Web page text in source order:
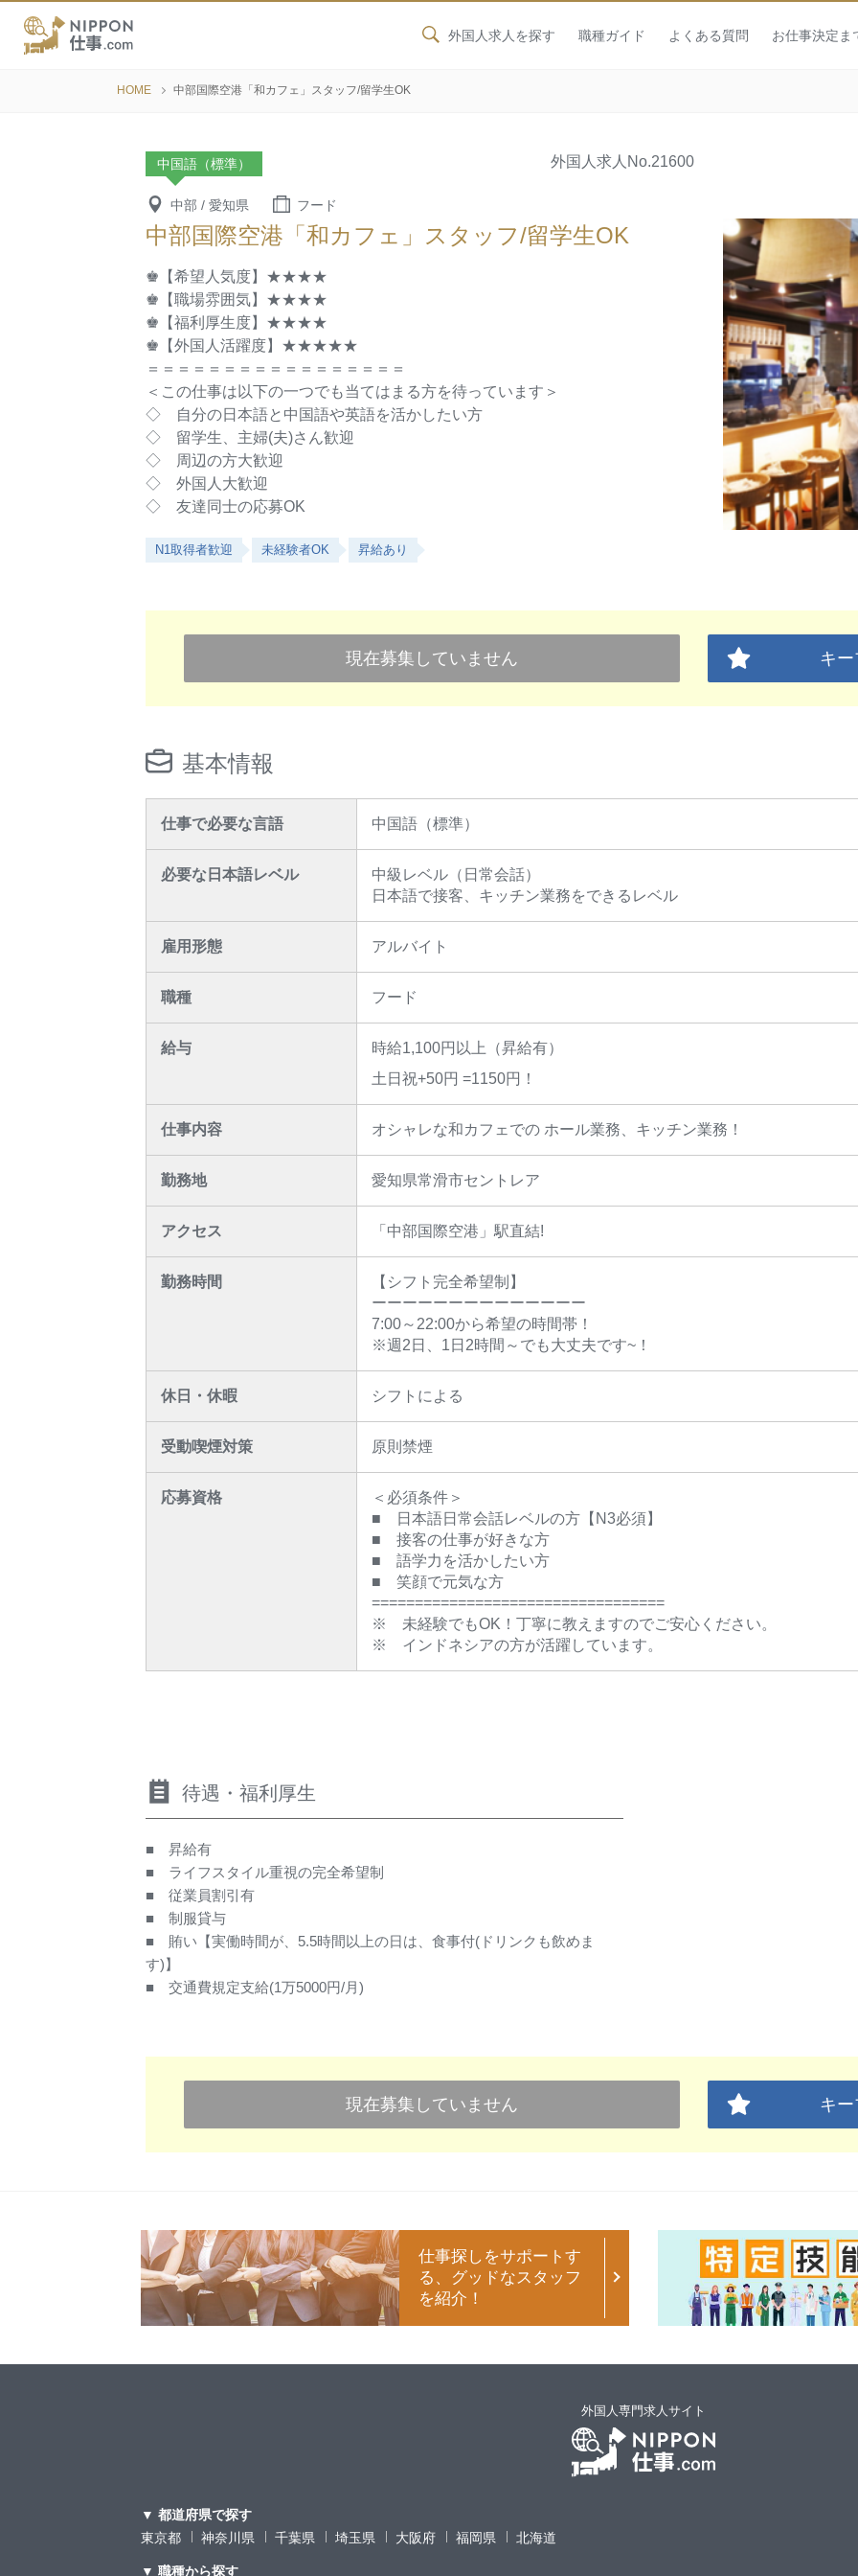
外国人求人を探す 職種ガイド よくある質問 お仕事決定ま
HOME 中部国際空港「和カフェ」スタッフ/留学生OK
中国語（標準） 外国人求人 No.21600
中部 / 愛知県 フード
中部国際空港「和カフェ」スタッフ/留学生OK
♚【希望人気度】★★★★
♚【職場雰囲気】★★★★
♚【福利厚生度】★★★★
♚【外国人活躍度】★★★★★
＝＝＝＝＝＝＝＝＝＝＝＝＝＝＝＝＝
＜この仕事は以下の一つでも当てはまる方を待っています＞
◇ 自分の日本語と中国語や英語を活かしたい方
◇ 留学生、主婦(夫)さん歓迎
◇ 周辺の方大歓迎
◇ 外国人大歓迎
◇ 友達同士の応募OK
N1取得者歓迎 未経験者OK 昇給あり
現在募集していません キー
基本情報
仕事で必要な言語 中国語（標準）
必要な日本語レベル
中級レベル（日常会話）
日本語で接客、キッチン業務をできるレベル
雇用形態 アルバイト
職種 フード
給与
時給1,100円以上（昇給有）
土日祝+50円 =1150円！
仕事内容 オシャレな和カフェでの ホール業務、キッチン業務！
勤務地 愛知県常滑市セントレア
アクセス 「中部国際空港」駅直結!
勤務時間
【シフト完全希望制】
ーーーーーーーーーーーーーー
7:00～22:00から希望の時間帯！
※週2日、1日2時間～でも大丈夫です~！
休日・休暇 シフトによる
受動喫煙対策 原則禁煙
応募資格
＜必須条件＞
■ 日本語日常会話レベルの方【N3必須】
■ 接客の仕事が好きな方
■ 語学力を活かしたい方
■ 笑顔で元気な方
==================================
※ 未経験でもOK！丁寧に教えますのでご安心ください。
※ インドネシアの方が活躍しています。
待遇・福利厚生
■ 昇給有
■ ライフスタイル重視の完全希望制
■ 従業員割引有
■ 制服貸与
■ 賄い【実働時間が、5.5時間以上の日は、食事付(ドリンクも飲めま
す)】
■ 交通費規定支給(1万5000円/月)
現在募集していません キー
仕事探しをサポートす
る、グッドなスタッフ
を紹介！
外国人専門求人サイト
▼ 都道府県で探す
東京都
神奈川県 千葉県 埼玉県 大阪府 福岡県 北海道
▼ 職種から探す